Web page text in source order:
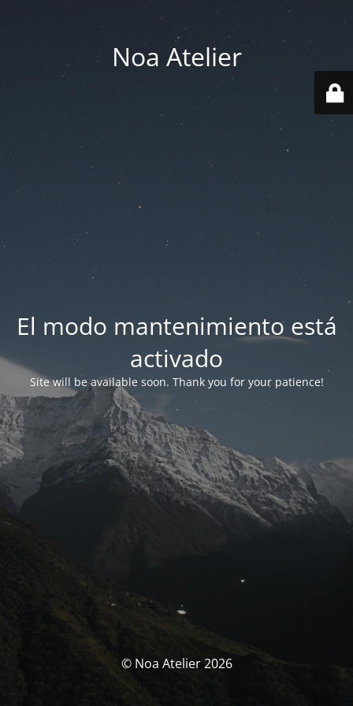
Noa Atelier
El modo mantenimiento está
activado
Site will be available soon. Thank you for your patience!
© Noa Atelier 2026